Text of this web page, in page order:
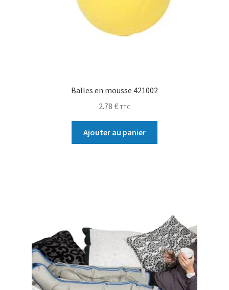
Balles en mousse 421002
2.78 € TTC
Ajouter au panier